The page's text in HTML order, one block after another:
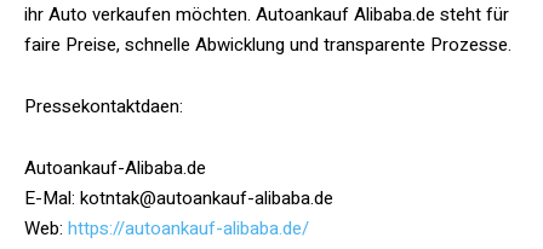
ihr Auto verkaufen möchten. Autoankauf Alibaba.de steht für
faire Preise, schnelle Abwicklung und transparente Prozesse.
Pressekontaktdaen:
Autoankauf-Alibaba.de
E-Mal: kotntak@autoankauf-alibaba.de
Web: https://autoankauf-alibaba.de/